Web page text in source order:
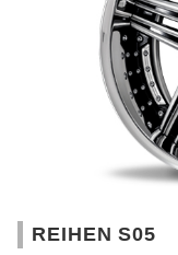
REIHEN S05